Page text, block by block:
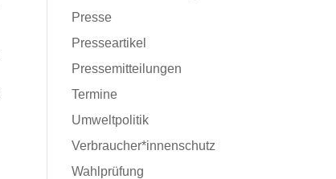
Presse
Presseartikel
Pressemitteilungen
Termine
Umweltpolitik
Verbraucher*innenschutz
Wahlprüfung